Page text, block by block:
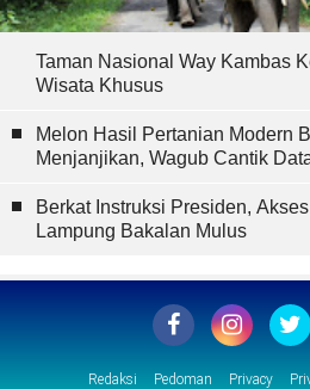
Taman Nasional Way Kambas
Wisata Khusus
Melon Hasil Pertanian Modern
Menjanjikan, Wagub Cantik
Berkat Instruksi Presiden,
Lampung Bakalan Mulus
Redaksi Pedoman Privacy